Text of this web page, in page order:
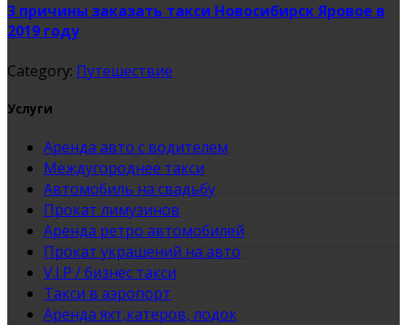
3 причины заказать такси Новосибирск Яровое в
2019 году
Category: Путешествие
Услуги
Аренда авто с водителем
Междугороднее такси
Автомобиль на свадьбу
Прокат лимузинов
Аренда ретро автомобилей
Прокат украшений на авто
V.I.P / бизнес такси
Такси в аэропорт
Аренда яхт,катеров, лодок